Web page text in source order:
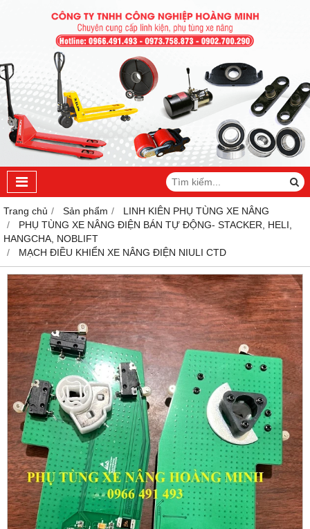
Trang chủ Sản phẩm
LINH KIÊN PHỤ TÙNG XE NÂNG
PHỤ TÙNG XE NÂNG ĐIỆN BÁN TỰ ĐỘNG- STACKER, HELI,
HANGCHA, NOBLIFT
MẠCH ĐIỀU KHIỂN XE NÂNG ĐIỆN NIULI CTD